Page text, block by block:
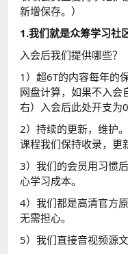
新增保存。）
1.我们就是众筹学习社
入会后我们提供哪些？
1）超6T的内容每年的
网盘计算，如果不入会
右）入会后此处开支为0
2）持续的更新，维护
课程我们保持收录，更
3）我们的会员用习惯
心学习成本。
4）我们都是高清官方
无需担心。
5）我们直接音视频源文